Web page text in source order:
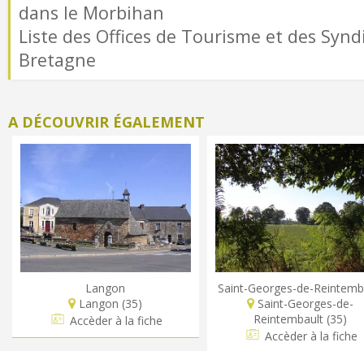
dans le Morbihan
Liste des Offices de Tourisme et des
Bretagne
A DÉCOUVRIR ÉGALEMENT
Langon
Langon (35)
Accèder à la fiche
Saint-Georges-de-
Saint-Georges-de-
Reintembault (35)
Accèder à la fiche